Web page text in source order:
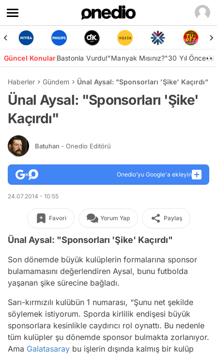
Güncel KonularBastonla Vurdu!"Manyak Mısınız?"30 Yıl Önce👀
Haberler Gündem Ünal Aysal: "Sponsorları 'Şike' Kaçırdı"
Ünal Aysal: "Sponsorları 'Şike'
Kaçırdı"
Batuhan - Onedio Editörü
Onedio’yu Google'a ekleyin
24.07.2014 - 10:55
Favori Yorum Yap Paylaş
Ünal Aysal: "Sponsorları 'Şike' Kaçırdı"
Son dönemde büyük kulüplerin formalarına sponsor
bulamamasını değerlendiren Aysal, bunu futbolda
yaşanan şike sürecine bağladı.
Sarı-kırmızılı kulübün 1 numarası, “Şunu net şekilde
söylemek istiyorum. Sporda kirlilik endişesi büyük
sponsorlara kesinlikle caydırıcı rol oynattı. Bu nedenle
tüm kulüpler şu dönemde sponsor bulmakta zorlanıyor.
Ama Galatasaray bu işlerin dışında kalmış bir kulüp